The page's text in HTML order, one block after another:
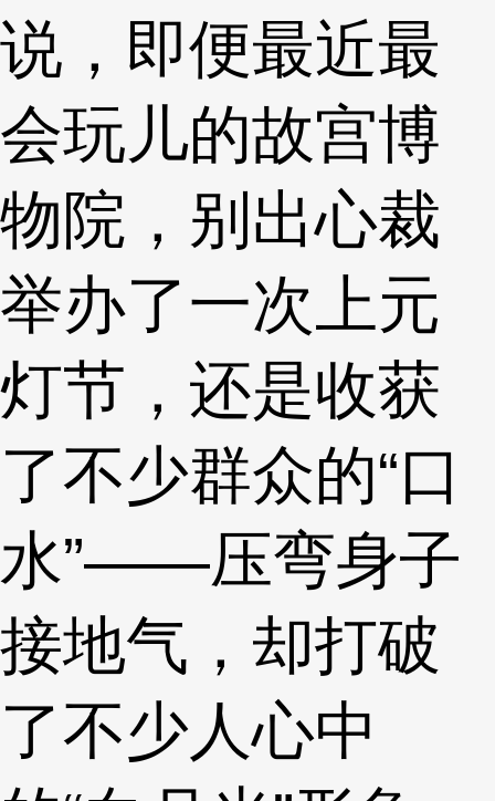
说，即便最近最
会玩儿的故宫博
物院，别出心裁
举办了一次上元
灯节，还是收获
了不少群众的“口
水”——压弯身子
接地气，却打破
了不少人心中